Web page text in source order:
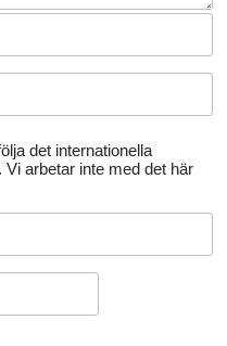
det internationella
Vi arbetar inte med det här